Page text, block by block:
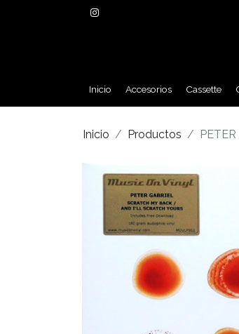
Inicio Accesorios Cassette
Inicio Productos